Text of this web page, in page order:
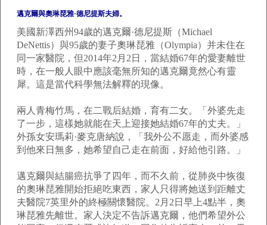
邁克爾與奧琳琵雅·德尼提斯夫婦。
美國新澤西州94歲的邁克爾·德尼提斯（Michael
DeNettis）與95歲的妻子奧琳琵雅（Olympia）并未住在
同一家醫院，但2014年2月2日，當結婚67年的愛妻離世
時，在一般人眼中應該毫無所知的邁克爾竟然心有靈
犀。這是當代科學無法解釋的現像。
兩人青梅竹馬，在二戰后結婚，育有二女。「外婆先走
了一步，這樣她就能在天上迎接她結婚67年的丈夫。」
外孫女安瑪莉·麥克唐納說，「我外公不愿走，而外婆感
到他來日無多，她希望自己走在前面，好給他引路。」
邁克爾與結腸癌抗爭了四年，而不久前，從肺炎中恢復
的奧琳琵雅開始拒絕吃東西，家人只得將她送到距離丈
夫醫院7英里外的終極關懷醫院。2月2日早上4點半，奧
琳琵雅先離世。家人決定不告訴邁克爾，他們希望外公